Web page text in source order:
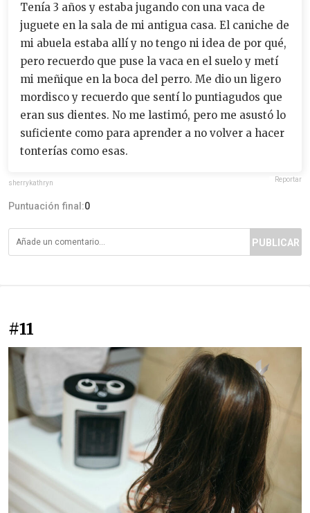
Tenía 3 años y estaba jugando con una vaca de
juguete en la sala de mi antigua casa. El caniche de
mi abuela estaba allí y no tengo ni idea de por qué,
pero recuerdo que puse la vaca en el suelo y metí
mi meñique en la boca del perro. Me dio un ligero
mordisco y recuerdo que sentí lo puntiagudos que
eran sus dientes. No me lastimó, pero me asustó lo
suficiente como para aprender a no volver a hacer
tonterías como esas.
sherrykathryn Reportar
Puntuación final:0
PUBLICAR
#11